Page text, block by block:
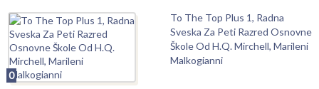
0
To The Top Plus 1, Radna
Sveska Za Peti Razred Osnovne
Škole Od H.Q. Mirchell, Marileni
Malkogianni